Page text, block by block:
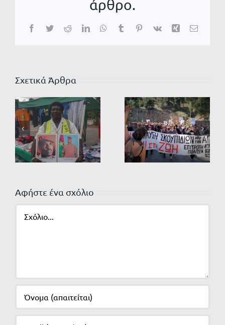
άρθρο.
Facebook
TwitterRedditLinkedInWhatsApp
TumblrPinterest
Vk Xing Email
Σχετικά Άρθρα
Αφήστε ένα σχόλιο